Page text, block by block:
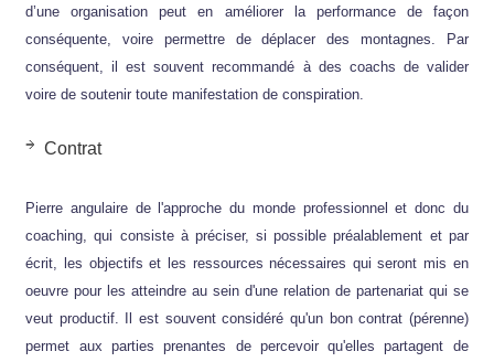
d’une organisation peut en améliorer la performance de façon
conséquente, voire permettre de déplacer des montagnes. Par
conséquent, il est souvent recommandé à des coachs de valider
voire de soutenir toute manifestation de conspiration.
Contrat
Pierre angulaire de l'approche du monde professionnel et donc du
coaching, qui consiste à préciser, si possible préalablement et par
écrit, les objectifs et les ressources nécessaires qui seront mis en
oeuvre pour les atteindre au sein d'une relation de partenariat qui se
veut productif. Il est souvent considéré qu'un bon contrat (pérenne)
permet aux parties prenantes de percevoir qu'elles partagent de